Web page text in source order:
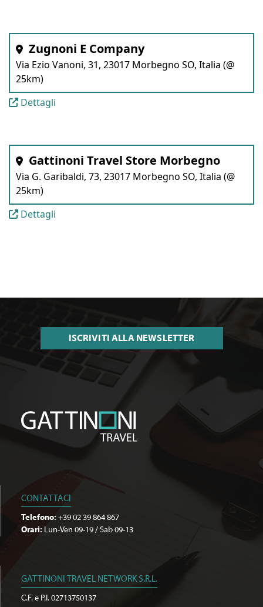
Zugnoni E Company
Via Ezio Vanoni, 31, 23017 Morbegno SO, Italia (@
25km)
Dettagli
Gattinoni Travel Store Morbegno
Via G. Garibaldi, 73, 23017 Morbegno SO, Italia (@
25km)
Dettagli
ISCRIVITI ALLA NEWSLETTER
CONTATTACI
Telefono: +39 02 39 864 867
Orari: Lun-Ven 09-19 / Sab 09-13
GATTINONI TRAVEL NETWORK S.R.L.
C.F. e P.I. 02713750137